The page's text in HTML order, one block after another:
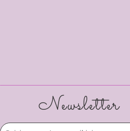
Newsletter